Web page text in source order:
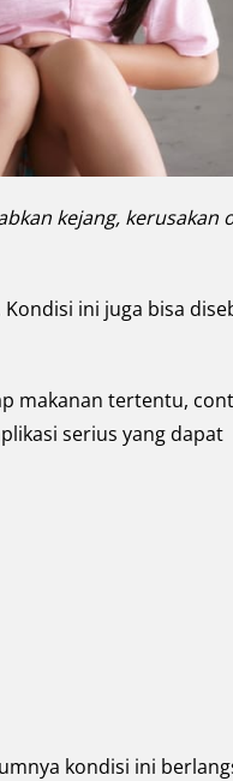
kejang, kerusakan
ini juga bisa
makanan tertentu,
serius yang dapat
kondisi ini